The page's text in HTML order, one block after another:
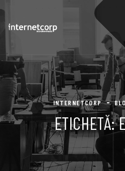
INTERNETCORP
ETICHETĂ: